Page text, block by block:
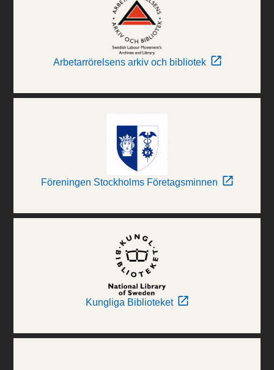
Arbetarrörelsens arkiv och bibliotek
Föreningen Stockholms Företagsminnen
Kungliga Biblioteket